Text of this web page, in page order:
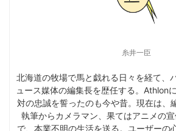
糸井一臣
北海道の牧場で馬と戯れる日々を経て、
ュース媒体の編集長を歴任する。Athlon
対の忠誠を誓ったのも今や昔。現在は、
執筆からカメラマン、果てはアニメの
で、本業不明の生活を送る。ユーザーの